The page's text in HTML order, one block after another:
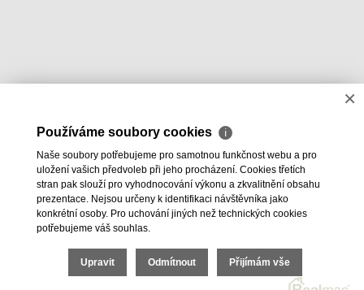
×
Používáme soubory cookies ℹ
Naše soubory potřebujeme pro samotnou funkčnost webu a pro
uložení vašich předvoleb při jeho procházení. Cookies třetích
stran pak slouží pro vyhodnocování výkonu a zkvalitnění obsahu
prezentace. Nejsou určeny k identifikaci návštěvníka jako
konkrétní osoby. Pro uchování jiných než technických cookies
potřebujeme váš souhlas.
Upravit Odmítnout Přijímám vše